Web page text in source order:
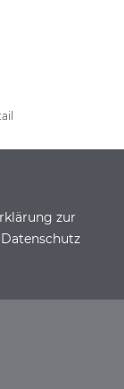
zur
Datenschutz
der DSH
Filmen derder